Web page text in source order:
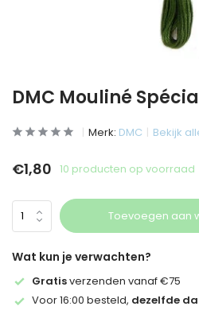
DMC Mouliné
Merk: DMC Bekijk
€1,80 10 producten op voorraad
Toevoegen aan
Wat kun je verwachten?
Gratisverzenden vanaf €75
Voor 16:00 besteld, dezelfde